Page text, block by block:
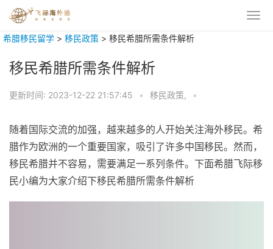
希腊移民留学 > 移民政策 > 移民希腊所需条件解析
移民希腊所需条件解析
更新时间: 2023-12-22 21:57:45 • 移民政策, •
随着国际交流的加强，越来越多的人开始关注海外移民。希
腊作为欧洲的一个重要国家，吸引了许多中国移民。然而，
移民希腊并不容易，需要满足一系列条件。下面希腊飞际移
民小编为大家介绍下移民希腊所需条件解析